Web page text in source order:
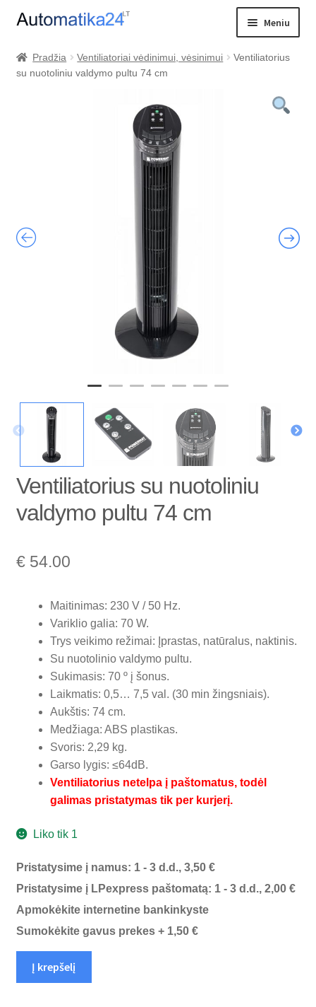
Pereiti
meniu
Pereiti
turinio
Meniu
PREKIŲ KATALOGAS
VALDIKLIŲ PALYGINIMAS
Pradžia Ventiliatoriai vėdinimui, vėsinimui
Ventiliatorius
su nuotoliniu valdymo pultu 74 cm
Ventiliatorius su nuotoliniu
valdymo pultu 74 cm
€54.00
Maitinimas: 230 V / 50 Hz.
Variklio galia: 70 W.
Trys veikimo režimai: Įprastas, natūralus, naktinis.
Su nuotolinio valdymo pultu.
Sukimasis: 70 º į šonus.
Laikmatis: 0,5… 7,5 val. (30 min žingsniais).
Aukštis: 74 cm.
Medžiaga: ABS plastikas.
Svoris: 2,29 kg.
Garso lygis: ≤64dB.
Ventiliatorius netelpa į paštomatus, todėl
galimas pristatymas tik per kurjerį.
Liko tik 1
Pristatysime į namus: 1 - 3 d.d., 3,50 €
Pristatysime į LPexpress paštomatą: 1 - 3 d.d., 2,00 €
Apmokėkite internetine bankinkyste
Sumokėkite gavus prekes + 1,50 €
kiekis:
Į krepšelį